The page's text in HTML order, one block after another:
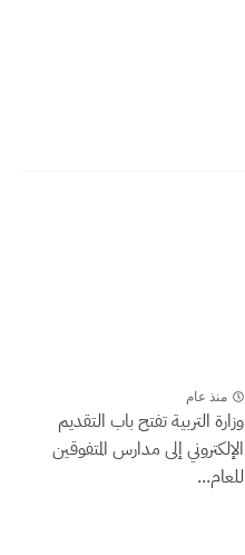
منذ عام
وزارة التربية تفتح باب التقديم
الإلكتروني إلى مدارس المتفوقين
للعام...